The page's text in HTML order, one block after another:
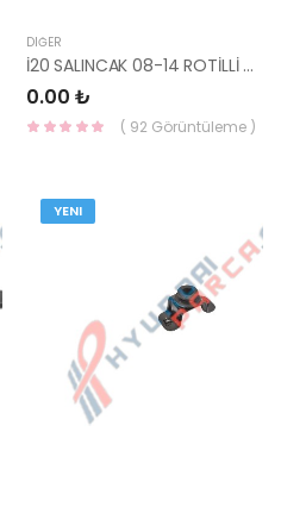
DIĞER
İ20 SALINCAK 08-14 ROTİLLİ BURÇLU SOL-
0.00 ₺
( 92 Görüntüleme )
YENI